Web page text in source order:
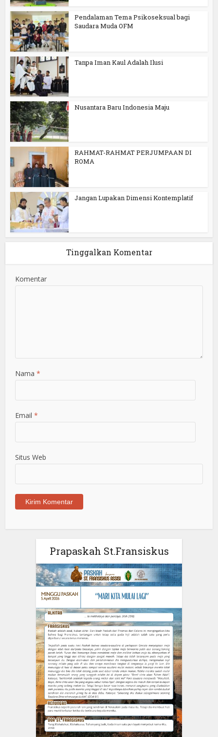
Pendalaman Tema Psikoseksual bagi
Saudara Muda OFM
Tanpa Iman Kaul Adalah Ilusi
Nusantara Baru Indonesia Maju
RAHMAT-RAHMAT PERJUMPAAN DI
ROMA
Jangan Lupakan Dimensi Kontemplatif
Tinggalkan Komentar
Komentar
Nama*
Email*
Situs Web
Prapaskah St.Fransiskus